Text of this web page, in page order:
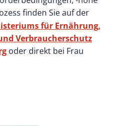
finden Sie auf der
für Ernährung,
Verbraucherschutz
oder direkt bei Frau